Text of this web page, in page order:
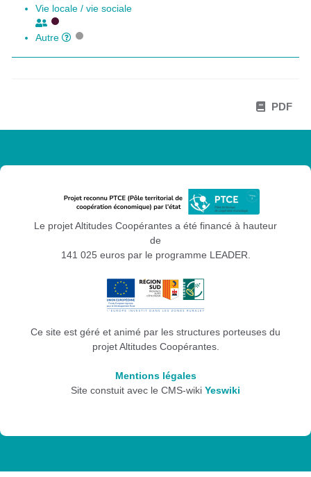
Vie locale / vie sociale
Autre
PDF
Le projet Altitudes Coopérantes a été financé à hauteur
de
141 025 euros par le programme LEADER.
Ce site est géré et animé par les structures porteuses du
projet Altitudes Coopérantes.
Mentions légales
Site constuit avec le CMS-wiki Yeswiki